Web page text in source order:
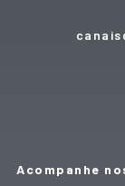
Acompanhe